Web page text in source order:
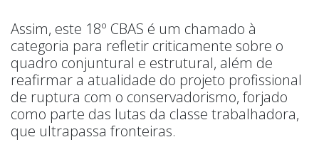
Assim, este 18º CBAS é um chamado à
categoria para refletir criticamente sobre o
quadro conjuntural e estrutural, além de
reafirmar a atualidade do projeto profissional
de ruptura com o conservadorismo, forjado
como parte das lutas da classe trabalhadora,
que ultrapassa fronteiras.